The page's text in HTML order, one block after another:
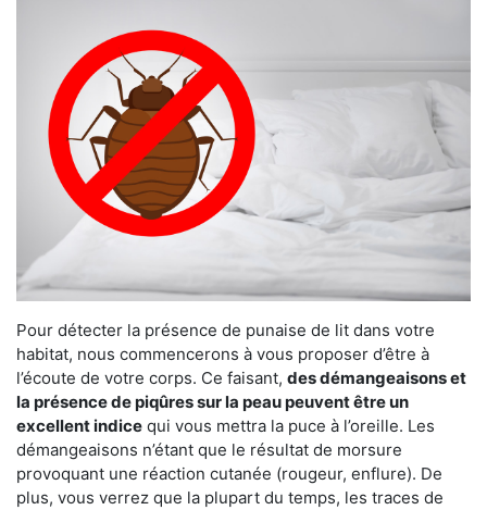
Pour détecter la présence de punaise de lit dans votre
habitat, nous commencerons à vous proposer d’être à
l’écoute de votre corps. Ce faisant, des démangeaisons et
la présence de piqûres sur la peau peuvent être un
excellent indice qui vous mettra la puce à l’oreille. Les
démangeaisons n’étant que le résultat de morsure
provoquant une réaction cutanée (rougeur, enflure). De
plus, vous verrez que la plupart du temps, les traces de